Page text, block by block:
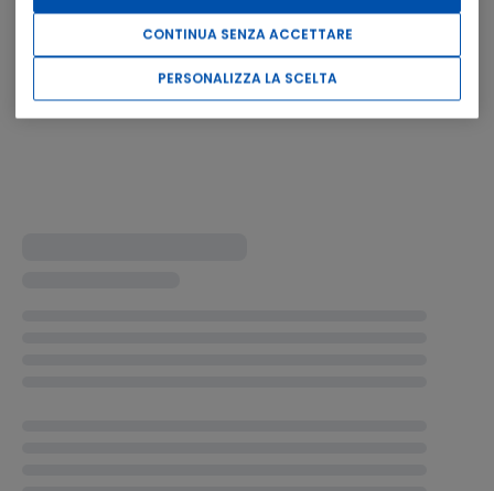
CONTINUA SENZA ACCETTARE
PERSONALIZZA LA SCELTA